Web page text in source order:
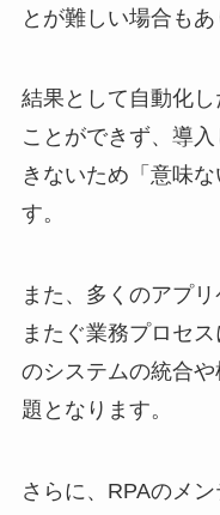
とが難しい場合もあ
結果として自動化
ことができず、導
きないため「意味
す。
また、多くのアプ
またぐ業務プロセ
のシステムの統合
題となります。
さらに、RPAのメ